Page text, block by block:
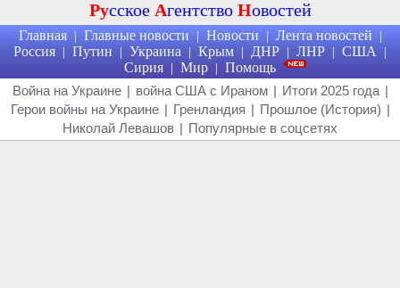
Русское Агентство Новостей
Главная | Главные новости | Новости | Лента новостей |
Россия | Путин | Украина | Крым | ДНР | ЛНР | США |
Сирия | Мир | Помощь
Война на Украине | война США с Ираном | Итоги 2025 года |
Герои войны на Украине | Гренландия | Прошлое (История) |
Николай Левашов | Популярные в соцсетях